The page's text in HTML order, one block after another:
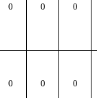
0 0 0
0 0 0